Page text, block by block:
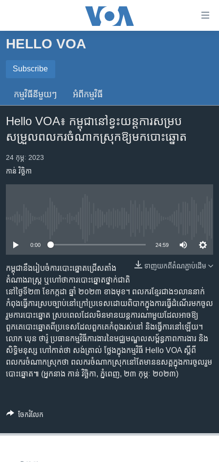
គេហទំព័រ​
រំលង​
ព័ត៌មាន​​
រំលង​
និង​
ចូល​
រំលង​
និង​
ចូល​
ទៅ​
កាន់​
ទំព័រ​
ស្វែង​
រក
កម្ពុជា
អន្តរជាតិ
ចិន
ហេឡូវីអូអេ
កម្ពុជាច្នៃប្រតិដ្ឋ
ព្រឹត្តិការណ៍ព័ត៌មាន
ទូរទស្សន៍ / វីដេអូ​
បណ្តាញ​សង្គម
ភាសា
HELLO VOA
Subscribe
SUBSCRIBE
ទទួល​​​សេវា​​​ Podcast
កម្មវិធី​នីមួយៗ អំពី​កម្មវិធី​
Hello VOA៖ កម្ពុជា​នៅ​ខ្វះ​យន្តការ​សម្រប
សម្រួល​ពលករ​ចំណាក​ស្រុក​ឱ្យ​មក​បោះឆ្នោត
24 កុម្ភៈ 2023
កាន់ វិច្ឆិកា
0:00 24:59
ទាញ​យក​ពី​តំណភ្ជាប់​ដើម
កម្ពុជា​នឹង​រៀបចំ​ការបោះឆ្នោត​ជ្រើសតាំង​
តំណាងរាស្រ្ត ឬ​ហៅ​ថា​ការបោះឆ្នោត​ថ្នាក់​ជាតិ
នៅ​ថ្ងៃ​ទី២៣ ខែកក្កដា ឆ្នាំ ២០២៣ ខាងមុខ។ ពលករ​ខ្មែរ​ជាង​១​លាន​នាក់​
កំពុង​ធ្វើការ​ស្របច្បាប់​នៅ​ក្រៅ​ប្រទេស​ដោយ​ពិបាក​ក្នុង​ការធ្វើ​ដំណើរ​មក​ចូល
រួម​ការបោះឆ្នោត ស្របពេល​ដែល​មិនមាន​យន្តការ​ណាមួយ​ដែល​អាច​ឱ្យ​
ពួកគេ​បោះឆ្នោត​ពី​ប្រទេស​ដែល​ពួកគេ​កំពុង​រស់នៅ និង​ធ្វើការ​នៅឡើយ។
លោក ឃុន ថារ៉ូ ប្រធាន​កម្មវិធី​ការងារ​នៃ​មជ្ឈមណ្ឌល​សម្ព័ន្ធភាព​ការងារ និង​
សិទ្ធិ​មនុស្ស ហៅ​កាត់​ថា​ សង់​ត្រាល់ ថ្លែង​ក្នុង​កម្មវិធី Hello VOA ស្តីពី​
ពលករ​ចំណាក​ស្រុក​ថា ពលករ​ចំណាក​ស្រុក​នៅតែ​មាន​ឧសគ្គ​ក្នុង​ការចូលរួម​
បោះឆ្នោត៕ (អ្នកនាង កាន់ វិច្ឆិកា, ភ្នំពេញ, ២៣ កុម្ភៈ​ ២០២៣)
ចែករំលែក